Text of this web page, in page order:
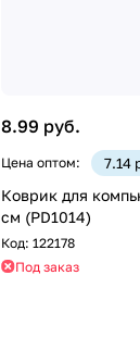
8.99 руб.
Цена оптом: 7.14
Коврик для
см (PD1014)
Код: 122178
Под заказ